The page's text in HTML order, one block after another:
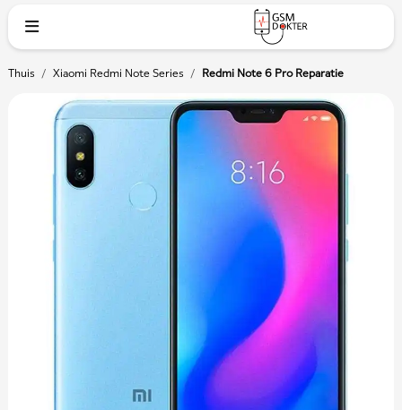
Thuis / Xiaomi Redmi Note Series / Redmi Note 6 Pro Reparatie